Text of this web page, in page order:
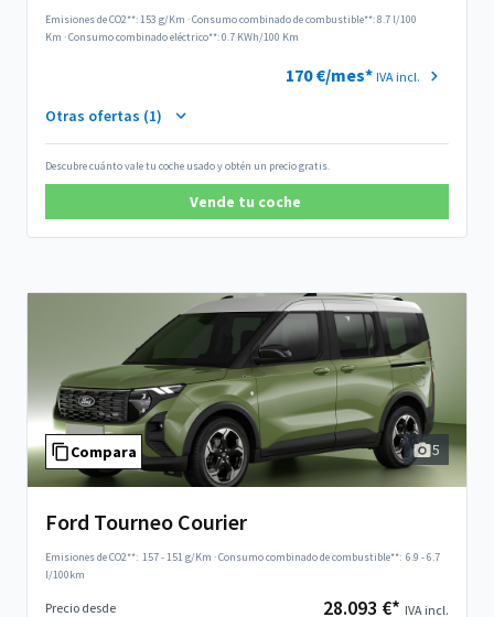
Emisiones de CO2**: 153 g/Km ·Consumo combinado de combustible**: 8.7 l/100
Km ·Consumo combinado eléctrico**: 0.7 KWh/100 Km
170 €/mes* IVA incl.
Otras ofertas (1)
Descubre cuánto vale tu coche usado y obtén un precio gratis.
Vende tu coche
Compara 5
Ford Tourneo Courier
Emisiones de CO2**: 157 - 151 g/Km ·Consumo combinado de combustible**: 6.9 - 6.7
l/100km
Precio desde 28.093 €* IVA incl.